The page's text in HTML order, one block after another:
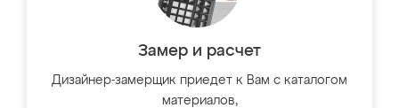
Замер и расчет
Дизайнер-замерщик приедет к Вам с каталогом
материалов,